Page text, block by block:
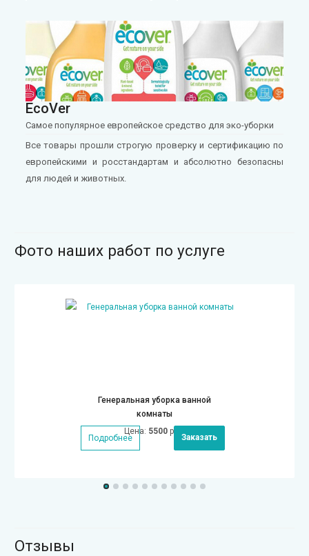
EcoVer
Самое популярное европейское средство для эко-уборки
Все товары прошли строгую проверку и сертификацию по
европейскими и росстандартам и абсолютно безопасны
для людей и животных.
Фото наших работ по услуге
Генеральная уборка ванной
комнаты
Цена: 5500 руб.
Подробнее Заказать
Отзывы